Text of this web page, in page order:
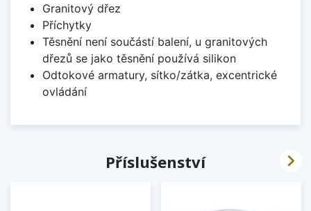
Granitový dřez
Příchytky
Těsnění není součástí balení, u granitových
dřezů se jako těsnění používá silikon
Odtokové armatury, sítko/zátka, excentrické
ovládání
Příslušenství 